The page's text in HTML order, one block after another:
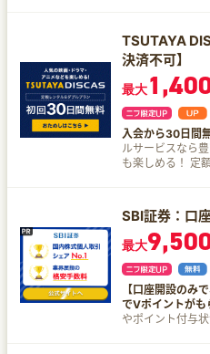
ご利用される店
す。 その場合の
イント還元の対
さい。上記、タ
は、ご利用され
います。 ※1スマ
ルオーダーの対
ービス詳細ペー
イント分を含ん
は利用金額に対
Pay™ 、
済はご利用いた
られませんので
内の店舗など、
い店舗がありま
済、iD、カード
す。 ※4 「最大
食店で最大7％還
合計還元率です
もdポイントが
カードポイント
ら、ご利用金額
えてさらにdポイ
シ、スターバッ
どdカード特約店
が無料！ ●国内
イの主要空港の
きで通常デザイ
している場合で
歳以上の学生か
突破、ゴールド
査期間2023/5/19
ード保有者2,067
査による標本調
キュリティ面に
ル素材を使用 ●
も、前年度に1度
会費無料に！
デザインの2種類
トはiDキャッシ
短5分で審査完了
＋申込時に引き
している場合で
カードならマネ
得！ 「5万円以
ト、1,000円ごと
1,000円につき2
ショッピングで
込につき1ポイン
ド積立のご利用
象外、dカードで
円（税込）につ
●dポイントで株
途限定ポイント
ントがどんどん
TSUTAYA
決済不可】
最大
入会から30日間
ルサービスなら
も楽しめる！ 定額8ダブルプランは月額2,200円
支払い 定額8ダブルプランなら… 新規登録（※1）
で30日間無料お試し！ 本登録後は
でOK！ （※2）
枚レンタル中に、
めてのTSUTAYA
を指します。 2 30日間無料お試し期間中は、新作
はレンタル対象
SBI証券：口
最大
【口座開設のみ
でVポイントがも
やポイント付与